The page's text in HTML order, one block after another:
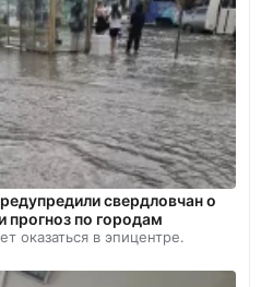
свердловчан о
прогноз по городам
оказаться в эпицентре.